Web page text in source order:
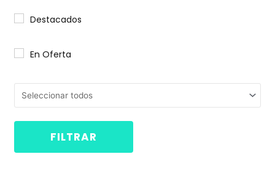
Destacados
En Oferta
FILTRAR